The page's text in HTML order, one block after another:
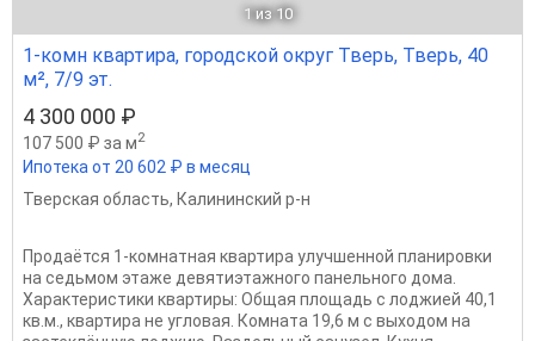
1 из 10
1-комн квартира, городской округ Тверь, Тверь, 40
м², 7/9 эт.
4 300 000 ₽
107 500 ₽ за м2
Ипотека от 20 602 ₽ в месяц
Тверская область, Калининский р-н
Продаётся 1-комнатная квартира улучшенной планировки
на седьмом этаже девятиэтажного панельного дома.
Характеристики квартиры: Общая площадь с лоджией 40,1
кв.м., квартира не угловая. Комната 19,6 м с выходом на